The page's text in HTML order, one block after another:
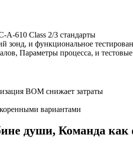
A-610 Class 2/3 стандарты
и функциональное
Параметры процесса, и
BOM снижает затраты
вариантами
души, Команда как